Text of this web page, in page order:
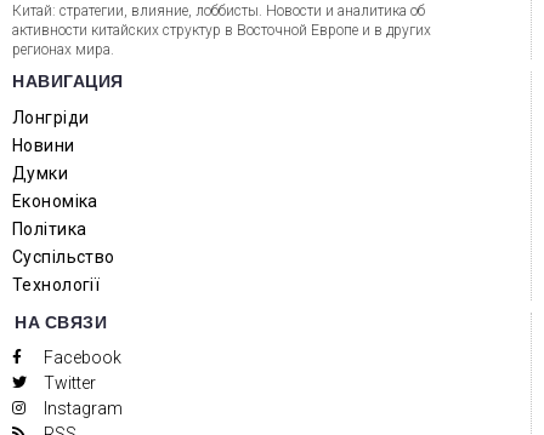
Китай: стратегии, влияние, лоббисты. Новости и аналитика об
активности китайских структур в Восточной Европе и в других
регионах мира.
НАВИГАЦИЯ
Лонгріди
Новини
Думки
Економіка
Політика
Суспільство
Технології
НА СВЯЗИ
Facebook
Twitter
Instagram